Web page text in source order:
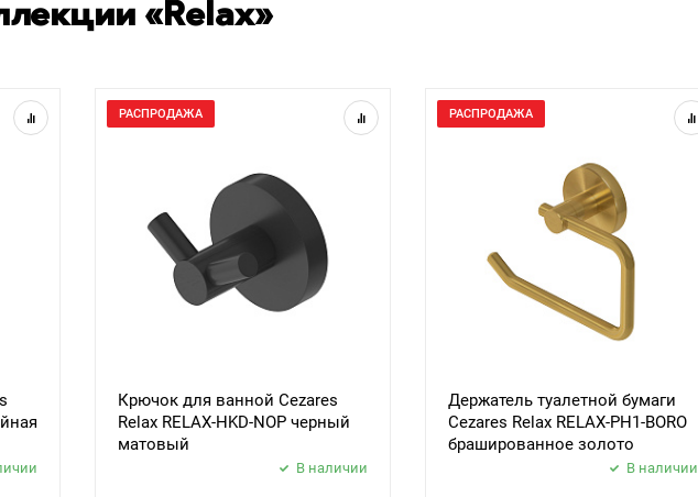
«Relax»
РАСПРОДАЖА
Крючок для ванной Cezares
Relax RELAX-HKD-NOP черный
матовый
В наличии
РАСПРОДАЖА
Держатель туалетной бумаги
Cezares Relax RELAX-PH1-BORO
брашированное золото
В наличии